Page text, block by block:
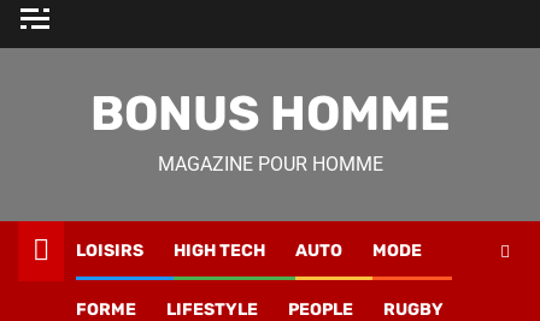
Skip
BONUS HOMME
MAGAZINE POUR HOMME
LOISIRS HIGH TECH AUTO MODE
FORME LIFESTYLE PEOPLE RUGBY